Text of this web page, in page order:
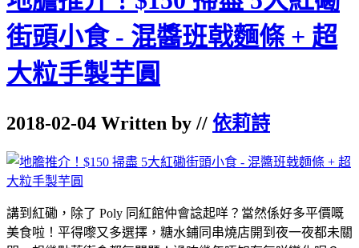
街頭小食 - 混醬班戟麵條 + 超
大粒手製芋圓
2018-02-04 Written by // 依莉詩
講到紅磡，除了 Poly 同紅館仲會諗起咩？當然係好多平價嘅
美食啦！平得嚟又多選擇，糖水鋪同串燒店開到夜一夜都未關